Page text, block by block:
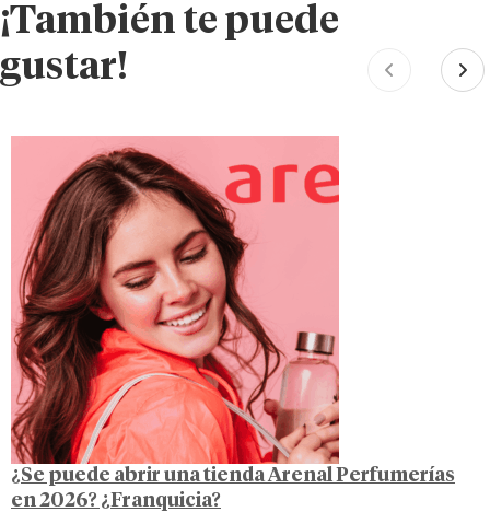
¡También te puede
gustar!
¿Se puede abrir una tienda Arenal Perfumerías
en 2026? ¿Franquicia?